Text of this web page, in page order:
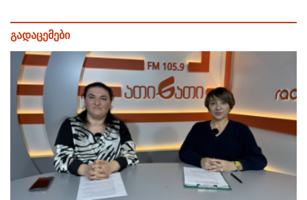
გადაცემები